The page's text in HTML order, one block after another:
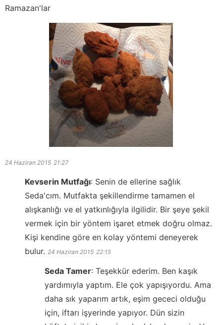
Ramazan'lar
24 Haziran 2015 21:27
Kevserin Mutfağı: Senin de ellerine sağlık
Seda'cım. Mutfakta şekillendirme tamamen el
alışkanlığı ve el yatkınlığıyla ilgilidir. Bir şeye şekil
vermek için bir yöntem işaret etmek doğru olmaz.
Kişi kendine göre en kolay yöntemi deneyerek
bulur. 24 Haziran 2015 22:15
Seda Tamer: Teşekkür ederim. Ben kaşık
yardımıyla yaptım. Ele çok yapışıyordu. Ama
daha sık yaparım artık, eşim gececi olduğu
için, iftarı işyerinde yapıyor. Dün sizin